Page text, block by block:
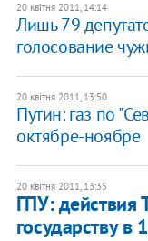
20 квітня 2011, 14:14
Лишь 79
голосование
20 квітня 2011, 13:50
​Путин: газ по
октябре-ноябре
20 квітня 2011, 13:35
ГПУ: действия
государству в